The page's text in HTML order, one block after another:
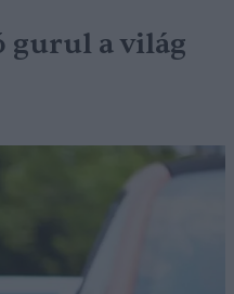
gurul a világ